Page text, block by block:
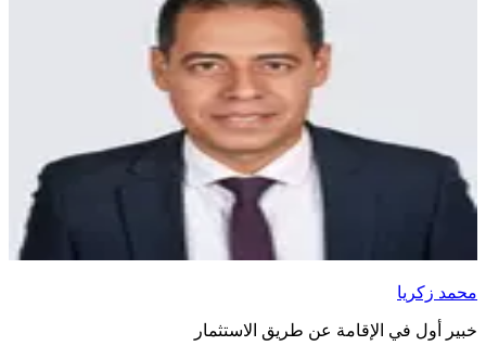
محمد زكريا
خبير أول في الإقامة عن طريق الاستثمار